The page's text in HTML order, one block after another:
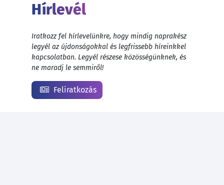
Hírlevél
Iratkozz fel hírlevelünkre, hogy mindig naprakész
legyél az újdonságokkal és legfrissebb híreinkkel
kapcsolatban. Legyél részese közösségünknek, és
ne maradj le semmiről!
Feliratkozás